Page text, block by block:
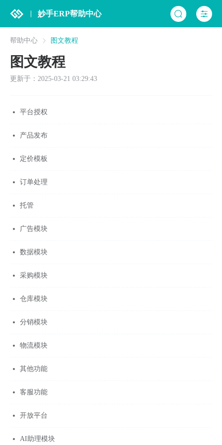
妙手ERP帮助中心
帮助中心 图文教程
图文教程
更新于：2025-03-21 03:29:43
平台授权
产品发布
定价模板
订单处理
托管
广告模块
数据模块
采购模块
仓库模块
分销模块
物流模块
其他功能
客服功能
开放平台
AI助理模块